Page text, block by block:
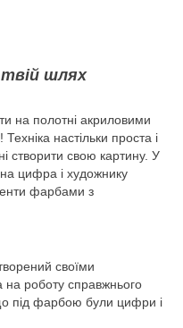
шлях
на полотні акриловими
настільки проста і
створити свою картину. У
цифра і художнику
фарбами з
своїми
на роботу справжнього
під фарбою були цифри і